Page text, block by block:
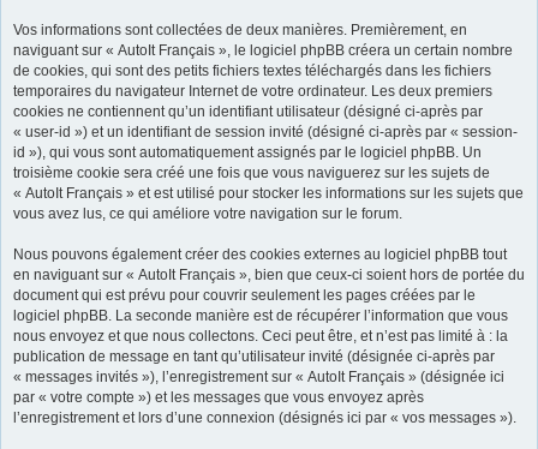
Vos informations sont collectées de deux manières. Premièrement, en
naviguant sur « AutoIt Français », le logiciel phpBB créera un certain nombre
de cookies, qui sont des petits fichiers textes téléchargés dans les fichiers
temporaires du navigateur Internet de votre ordinateur. Les deux premiers
cookies ne contiennent qu’un identifiant utilisateur (désigné ci-après par
« user-id ») et un identifiant de session invité (désigné ci-après par « session-
id »), qui vous sont automatiquement assignés par le logiciel phpBB. Un
troisième cookie sera créé une fois que vous naviguerez sur les sujets de
« AutoIt Français » et est utilisé pour stocker les informations sur les sujets que
vous avez lus, ce qui améliore votre navigation sur le forum.
Nous pouvons également créer des cookies externes au logiciel phpBB tout
en naviguant sur « AutoIt Français », bien que ceux-ci soient hors de portée du
document qui est prévu pour couvrir seulement les pages créées par le
logiciel phpBB. La seconde manière est de récupérer l’information que vous
nous envoyez et que nous collectons. Ceci peut être, et n’est pas limité à : la
publication de message en tant qu’utilisateur invité (désignée ci-après par
« messages invités »), l’enregistrement sur « AutoIt Français » (désignée ici
par « votre compte ») et les messages que vous envoyez après
l’enregistrement et lors d’une connexion (désignés ici par « vos messages »).